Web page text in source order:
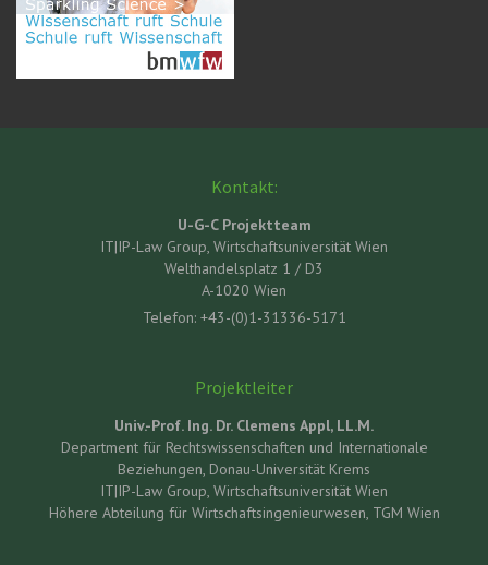
Kontakt:
U-G-C Projektteam
IT|IP-Law Group, Wirtschaftsuniversität Wien
Welthandelsplatz 1 / D3
A-1020 Wien
Telefon: +43-(0)1-31336-5171
Projektleiter
Univ.-Prof. Ing. Dr. Clemens Appl, LL.M.
Department für Rechtswissenschaften und Internationale
Beziehungen, Donau-Universität Krems
IT|IP-Law Group, Wirtschaftsuniversität Wien
Höhere Abteilung für Wirtschaftsingenieurwesen, TGM Wien